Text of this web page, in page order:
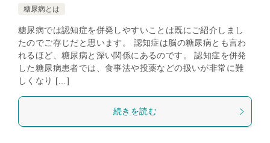
糖尿病とは
糖尿病では認知症を併発しやすいことは既にご紹介しまし
たのでご存じだと思います。 認知症は脳の糖尿病とも言わ
れるほど、糖尿病と深い関係にあるのです。 認知症を併発
した糖尿病患者では、食事法や投薬などの扱いが非常に難
しくなり […]
続きを読む